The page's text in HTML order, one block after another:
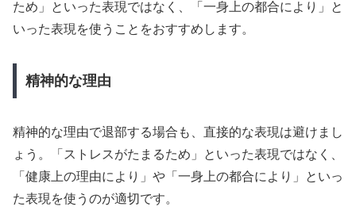
ため」といった表現ではなく、「一身上の都合により」と
いった表現を使うことをおすすめします。
精神的な理由
精神的な理由で退部する場合も、直接的な表現は避けまし
ょう。「ストレスがたまるため」といった表現ではなく、
「健康上の理由により」や「一身上の都合により」といっ
た表現を使うのが適切です。